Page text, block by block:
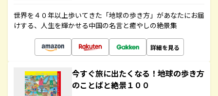
世界を４０年以上歩いてきた「地球の歩き方」があなたにお届
けする、人生を輝かせる中国の名言と癒やしの絶景集
詳細を見る
今すぐ旅に出たくなる！地球の歩き方
のことばと絶景１００